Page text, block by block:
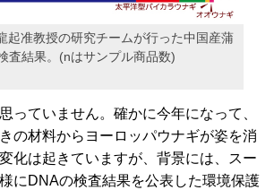
起准教授の研究チームが行った中国産蒲
査結果。(nはサンプル商品数)
ていません。確かに今年になって、
の材料からヨーロッパウナギが姿を消
化は起きていますが、背景には、スー
にDNAの検査結果を公表した環境保護